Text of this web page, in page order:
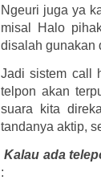
Ngeuri juga ya
misal Halo
disalah gunakan
Jadi sistem call
telpon akan
suara kita
tandanya aktip,
Kalau ada
: